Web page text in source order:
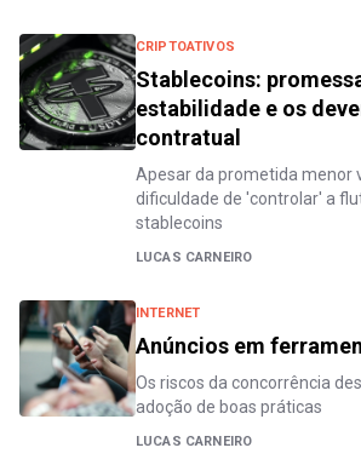
CRIPTOATIVOS
Stablecoins:
estabilidade e os
contratual
Apesar da prometida menor
dificuldade de 'controlar' a
stablecoins
LUCAS CARNEIRO
INTERNET
Anúncios em
Os riscos da concorrência
adoção de boas práticas
LUCAS CARNEIRO